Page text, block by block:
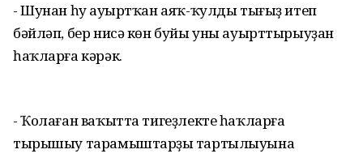
- Шунан һуң ауыртҡан аяҡ-ҡулды тығыҙ итеп
бәйләп, бер нисә көн буйы уны ауырттырыуҙан
һаҡларға кәрәк.
- Ҡолаған ваҡытта тигеҙлекте һаҡлар­ға
тырышыу тарамыштарҙың тартылыуына